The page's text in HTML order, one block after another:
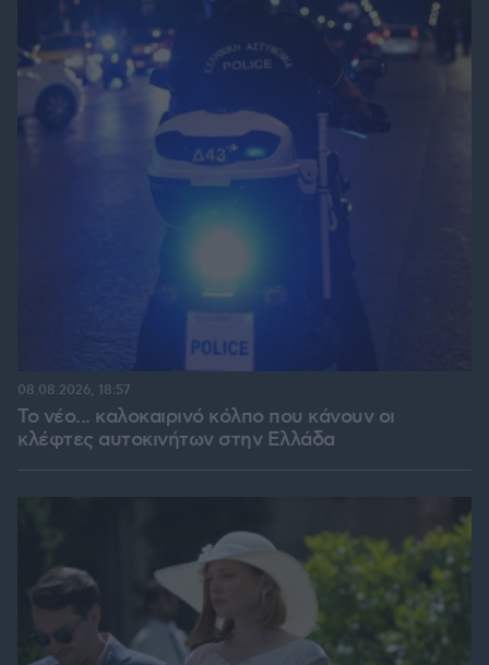
Το νέο... καλοκαιρινό κόλπο που κάνουν οι
κλέφτες αυτοκινήτων στην Ελλάδα
08.08.2026, 18:57